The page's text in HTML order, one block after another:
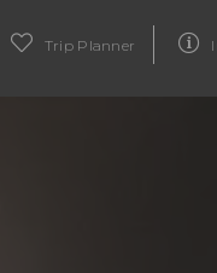
Trip Planner